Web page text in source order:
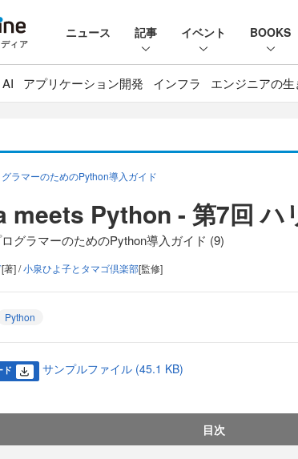
ィア
ニュース 記事 イベント BOOKS
AI アプリケーション開発 インフラ エンジニアの
ラマーのためのPython導入ガイド
meets Python - 第7回 ハ
グラマーのためのPython導入ガイド (9)
[著] /小泉ひよ子とタマゴ倶楽部[監修]
Python
ド サンプルファイル (45.1 KB)
目次